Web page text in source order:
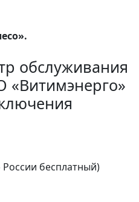
обслуживания
«Витимэнерго»
России бесплатный)